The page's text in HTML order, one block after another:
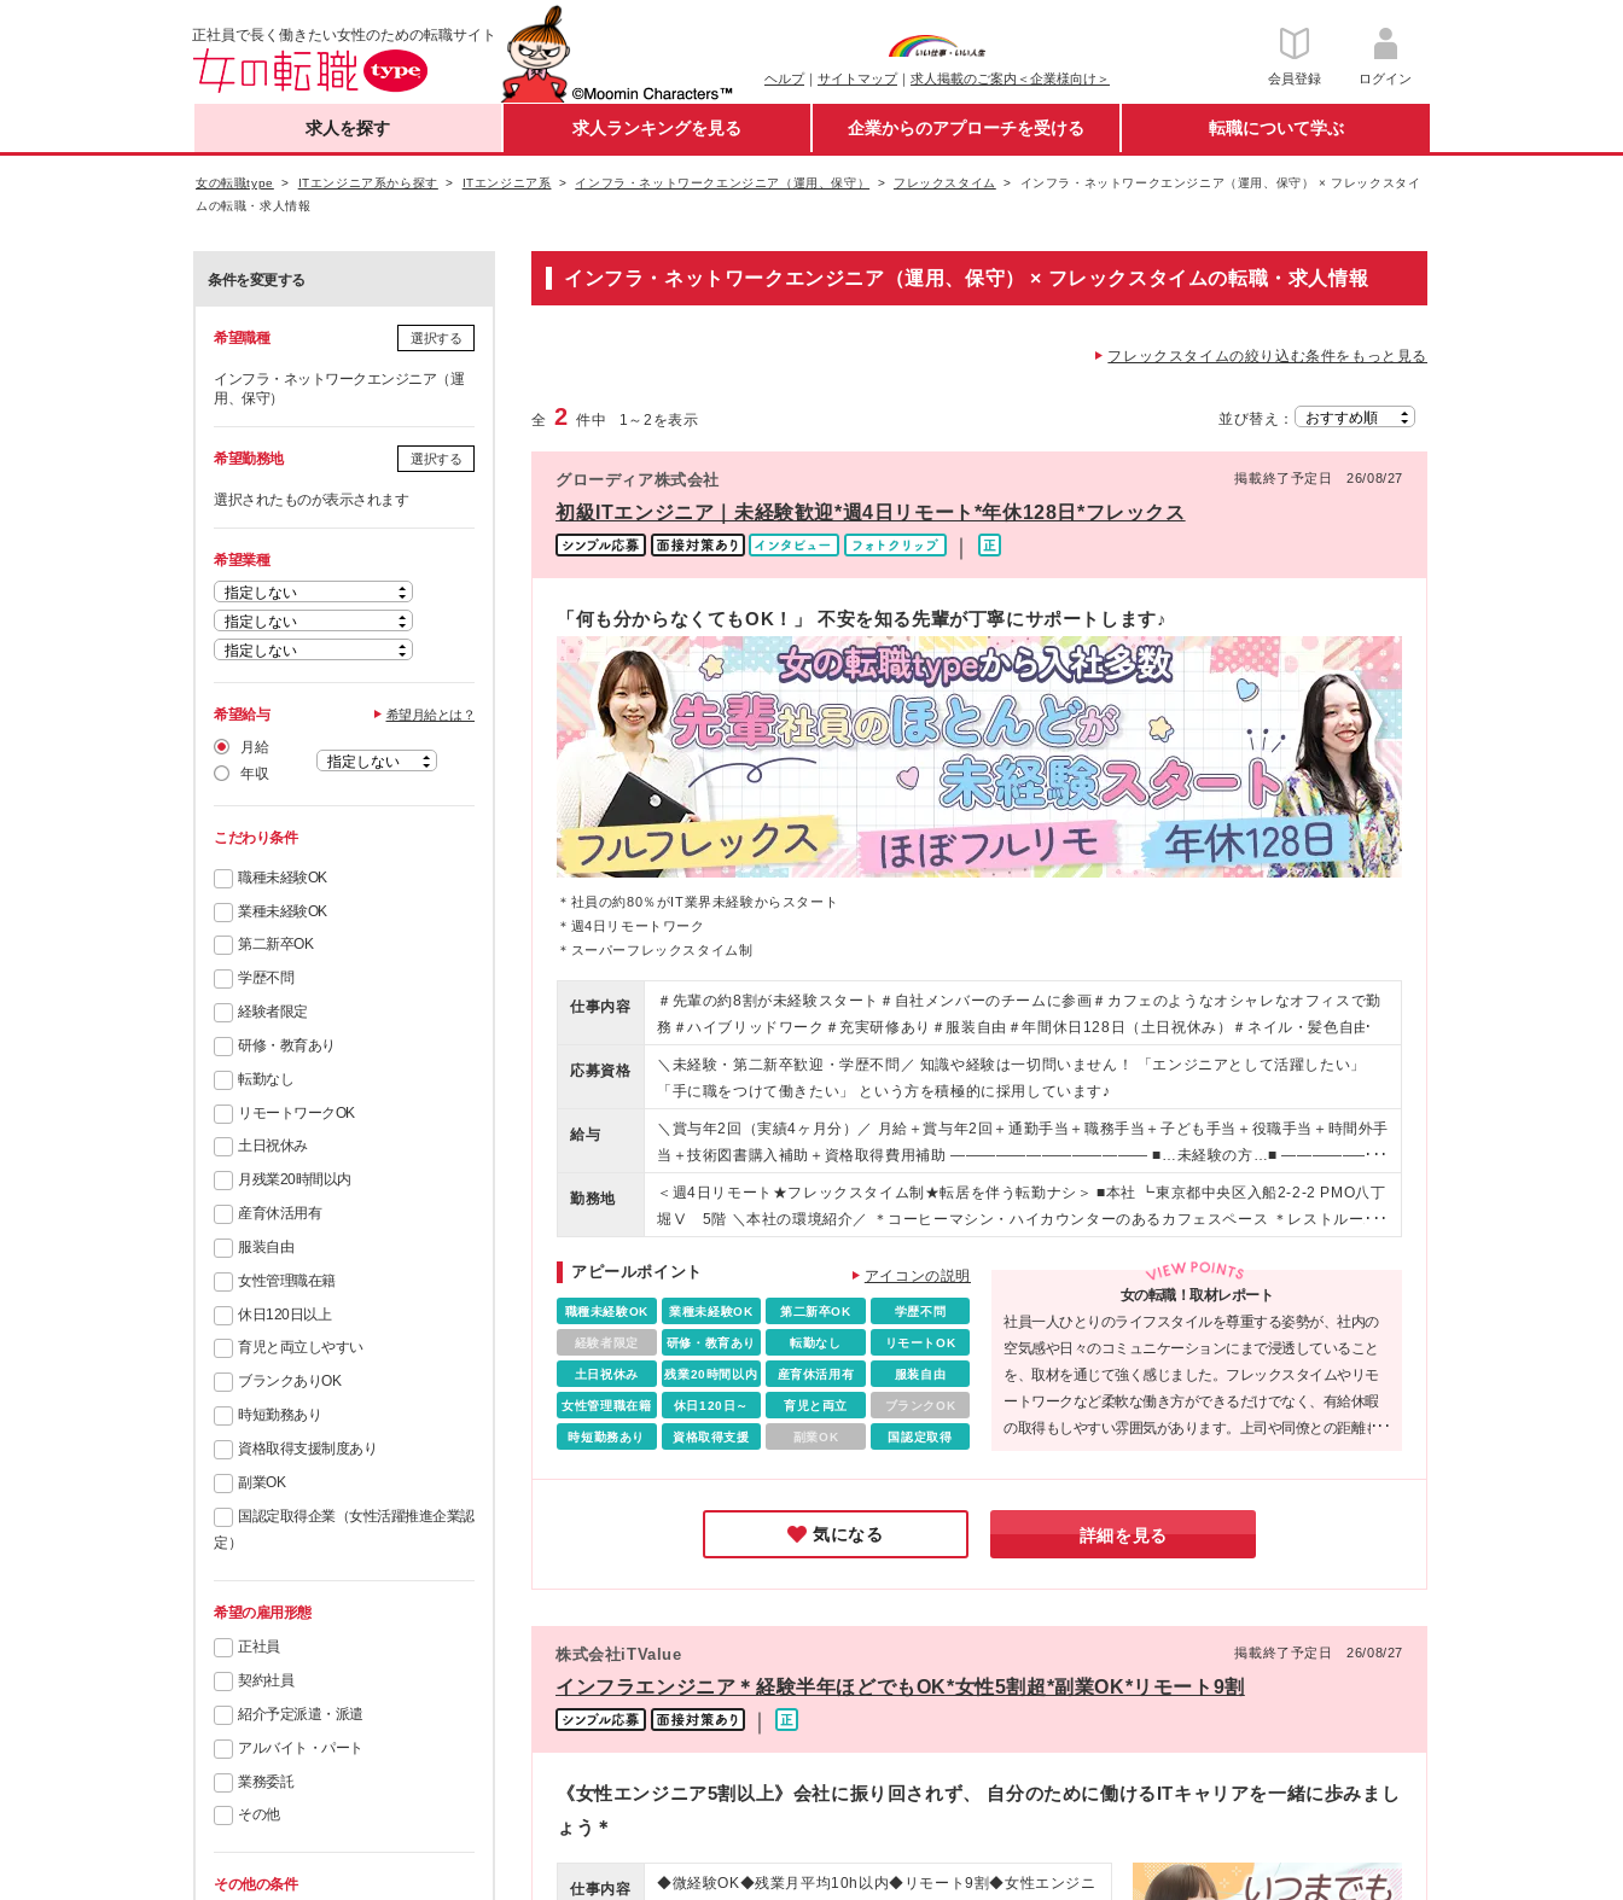
正社員で長く働きたい女性のための転職サイト
ヘルプ｜ サイトマップ｜ 求人掲載のご案内＜企業様向け＞ 会員登録 ログイン
求人を探す 求人ランキングを見る 企業からのアプローチを受ける 転職について学ぶ
女の転職type ITエンジニア系から探す ITエンジニア系 インフラ・ネットワークエンジニア（運用、保守） フレックスタイム
インフラ・ネットワークエンジニア（運用、保守） × フレックスタイ
ムの転職・求人情報
条件を変更する
希望職種 選択する
インフラ・ネットワークエンジニア（運
用、保守）
希望勤務地 選択する
選択されたものが表示されます
希望業種
希望給与 希望月給とは？
月給
年収
こだわり条件
職種未経験OK
業種未経験OK
第二新卒OK
学歴不問
経験者限定
研修・教育あり
転勤なし
リモートワークOK
土日祝休み
月残業20時間以内
産育休活用有
服装自由
女性管理職在籍
休日120日以上
育児と両立しやすい
ブランクありOK
時短勤務あり
資格取得支援制度あり
副業OK
国認定取得企業（女性活躍推進企業認
定）
希望の雇用形態
正社員
契約社員
紹介予定派遣・派遣
アルバイト・パート
業務委託
その他
その他の条件
インフラ・ネットワークエンジニア（運用、保守） × フレックスタイムの転職・求人情報
フレックスタイムの絞り込む条件をもっと見る
全2 件中 1 ～2 を表示 並び替え：
グローディア株式会社 掲載終了予定日 26/08/27
初級ITエンジニア｜未経験歓迎*週4日リモート*年休128日*フレックス
「何も分からなくてもOK！」 不安を知る先輩が丁寧にサポートします♪
＊社員の約80％がIT業界未経験からスタート
＊週4日リモートワーク
＊スーパーフレックスタイム制
仕事内容
＃先輩の約8割が未経験スタート＃自社メンバーのチームに参画＃カフェのようなオシャレなオフィスで勤
務＃ハイブリッドワーク＃充実研修あり＃服装自由＃年間休日128日（土日祝休み）＃ネイル・髪色自由
応募資格
＼未経験・第二新卒歓迎・学歴不問／ 知識や経験は一切問いません！ 「エンジニアとして活躍したい」
「手に職をつけて働きたい」 という方を積極的に採用しています♪
給与
＼賞与年2回（実績4ヶ月分）／ 月給＋賞与年2回＋通勤手当＋職務手当＋子ども手当＋役職手当＋時間外手
当＋技術図書購入補助＋資格取得費用補助 ――――――――――――― ■…未経験の方…■ ―――――――
―――――― 月給237,000円～ ※経験・意欲・スキルなどを考慮のうえ、当社規定により決定します ※上
記金額には固定残業代（職務手当）を含みます（15時間分、25,000円～）。超過分は別途全額支給 ※試用
期間3ヶ月。その間の給与・待遇・福利厚生などに差異はありません ※職務手当は基本給により、時間含め
変動します。詳細は面接でご案内します ――――――――――――― ■…賞与について…■ ―――――――
―――――― 年2回（夏期・冬期）実績4ヶ月分 ※採用1年目は、賞与1ヶ月分の支給 ―――――――――
―――― ■…経験がある方…■ ――――――――――――― 月給25万円～ ※経験・意欲・スキルなどを考
慮のうえ、当社規定により決定します ※上記金額には固定残業代を含みます（月15時間分、2万9000円
～）。超過分は別途全額支給 ※試用期間3ヶ月。その間の給与・待遇・福利厚生などに差異はありません
勤務地
＜週4日リモート★フレックスタイム制★転居を伴う転勤ナシ＞ ■本社 ┗東京都中央区入船2-2-2 PMO八丁
堀Ⅴ 5階 ＼本社の環境紹介／ ＊コーヒーマシン・ハイカウンターのあるカフェスペース ＊レストルーム
の開放的な空間 ＊バルコニー設置あり ※本社勤務の場合、ハイブリッドワーク（週1出社/週4テレワーク）
ですが、作業の状況に応じて出勤があります ※本社および東京・神奈川・埼玉・千葉を中心とするクライ
アント先での勤務もあります ※客先常駐の場合、クライアント先の勤務形態となります ※案件によって
は、フル常駐プロジェクトもあります (変更の範囲)上記を除く当社関連勤務地
アピールポイント アイコンの説明
職種未経験OK 業種未経験OK 第二新卒OK 学歴不問
経験者限定 研修・教育あり 転勤なし リモートOK
土日祝休み 残業20時間以内 産育休活用有 服装自由
女性管理職在籍 休日120日～ 育児と両立 ブランクOK
時短勤務あり 資格取得支援 副業OK 国認定取得
女の転職！取材レポート
社員一人ひとりのライフスタイルを尊重する姿勢が、社内の
空気感や日々のコミュニケーションにまで浸透していること
を、取材を通じて強く感じました。フレックスタイムやリモ
ートワークなど柔軟な働き方ができるだけでなく、有給休暇
の取得もしやすい雰囲気があります。上司や同僚との距離も
ベート、どちらも大切にしたい方にとって理想的な職場だと
思います！
気になる 詳細を見る
株式会社iTValue 掲載終了予定日 26/08/27
インフラエンジニア＊経験半年ほどでもOK*女性5割超*副業OK*リモート9割
《女性エンジニア5割以上》会社に振り回されず、 自分のために働けるITキャリアを一緒に歩みまし
ょう＊
仕事内容
◆微経験OK◆残業月平均10h以内◆リモート9割◆女性エンジニ